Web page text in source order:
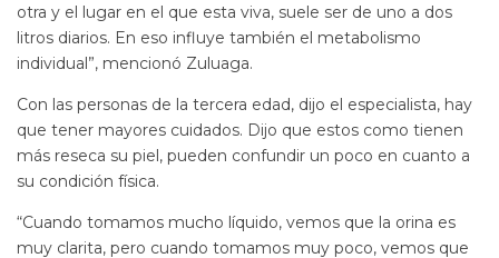
otra y el lugar en el que esta viva, suele ser de uno a dos
litros diarios. En eso influye también el metabolismo
individual”, mencionó Zuluaga.
Con las personas de la tercera edad, dijo el especialista, hay
que tener mayores cuidados. Dijo que estos como tienen
más reseca su piel, pueden confundir un poco en cuanto a
su condición física.
“Cuando tomamos mucho líquido, vemos que la orina es
muy clarita, pero cuando tomamos muy poco, vemos que